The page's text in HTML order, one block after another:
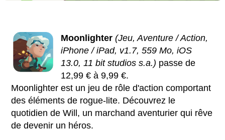
Moonlighter (Jeu, Aventure / Action,
iPhone / iPad, v1.7, 559 Mo, iOS
13.0, 11 bit studios s.a.) passe de
12,99 € à 9,99 €.
Moonlighter est un jeu de rôle d'action comportant
des éléments de rogue-lite. Découvrez le
quotidien de Will, un marchand aventurier qui rêve
de devenir un héros.